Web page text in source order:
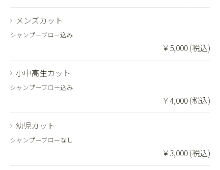
メンズカット
シャンプーブロー込み
￥5,000 (税込)
小中高生カット
シャンプーブロー込み
￥4,000 (税込)
幼児カット
シャンプーブローなし
￥3,000 (税込)